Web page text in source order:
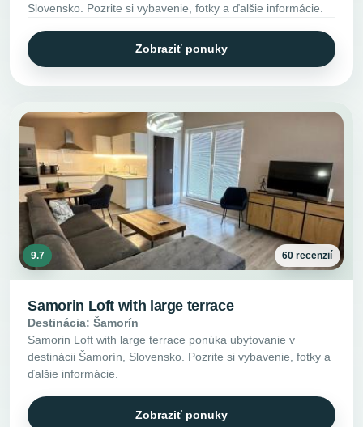
Slovensko. Pozrite si vybavenie, fotky a ďalšie informácie.
Zobraziť ponuky
9.7 60 recenzií
Samorin Loft with large terrace
Destinácia: Šamorín
Samorin Loft with large terrace ponúka ubytovanie v
destinácii Šamorín, Slovensko. Pozrite si vybavenie, fotky a
ďalšie informácie.
Zobraziť ponuky